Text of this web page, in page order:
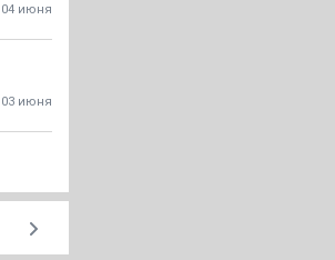
04 июня
03 июня